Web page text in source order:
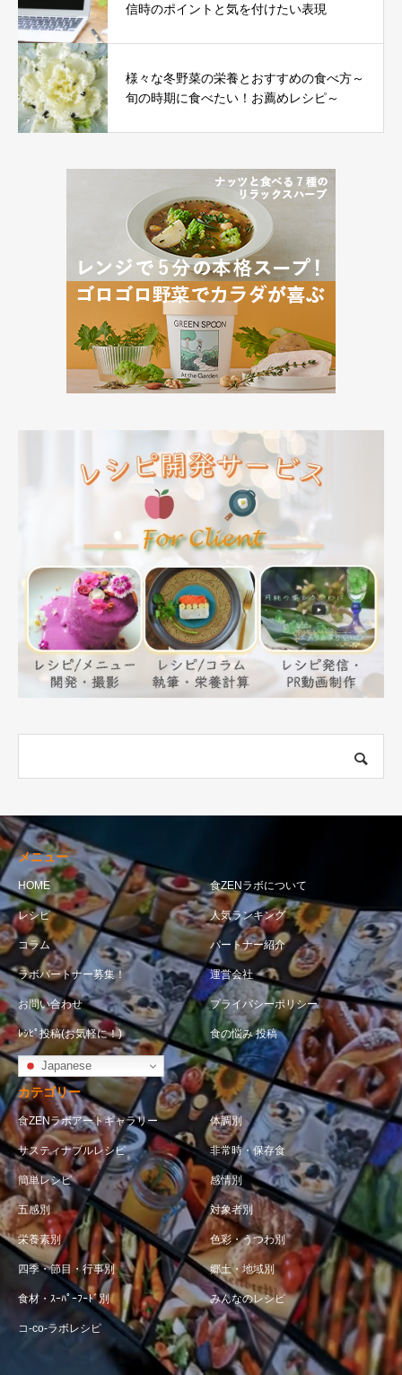
信時のポイントと気を付けたい表現
様々な冬野菜の栄養とおすすめの食べ方～
旬の時期に食べたい！お薦めレシピ～
メニュー
HOME 食ZENラボについて
レシピ 人気ランキング
コラム パートナー紹介
ラボパートナー募集！ 運営会社
お問い合わせ プライバシーポリシー
ﾚｼﾋﾟ投稿(お気軽に！) 食の悩み 投稿
Japanese
カテゴリー
食ZENラボアートギャラリー 体調別
サスティナブルレシピ 非常時・保存食
簡単レシピ 感情別
五感別 対象者別
栄養素別 色彩・うつわ別
四季・節目・行事別 郷土・地域別
食材・ｽｰﾊﾟｰﾌｰﾄﾞ別 みんなのレシピ
コ-co-ラボレシピ